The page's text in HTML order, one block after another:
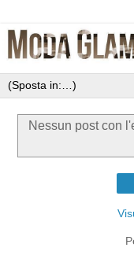
Nessun post con